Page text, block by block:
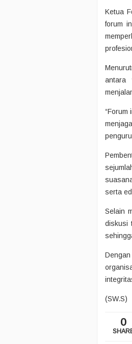
Ketua
forum
antara
“Forum
serta
Selain
diskusi
(SW.S)
0